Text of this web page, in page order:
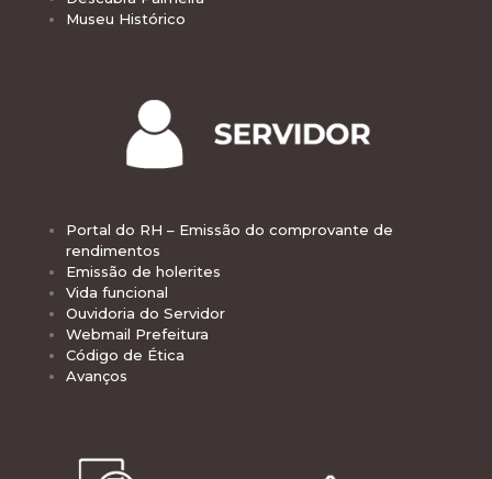
Museu Histórico
Portal do RH – Emissão do comprovante de
rendimentos
Emissão de holerites
Vida funcional
Ouvidoria do Servidor
Webmail Prefeitura
Código de Ética
Avanços